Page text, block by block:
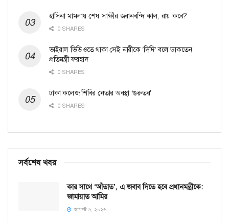
হাসিনা মামলায় শেষ সাক্ষীর জবানবন্দি কাল, রায় কবে?
0 SHARES
ভাইরাল ভিডিওতে থাকা সেই নারীকে ‘দিদি’ বলে ডাকতেন
প্রতিমন্ত্রী ফরহাদ
0 SHARES
ঢাকা কলেজ শিবির নেতার অবস্থা ‘গুরুতর’
0 SHARES
সর্বশেষ খবর
কার সাথে ‘আঁতাত’, এ জবাব দিতে হবে প্রধানমন্ত্রীকে:
জামায়াত আমির
আগস্ট ৬, ২০২৬